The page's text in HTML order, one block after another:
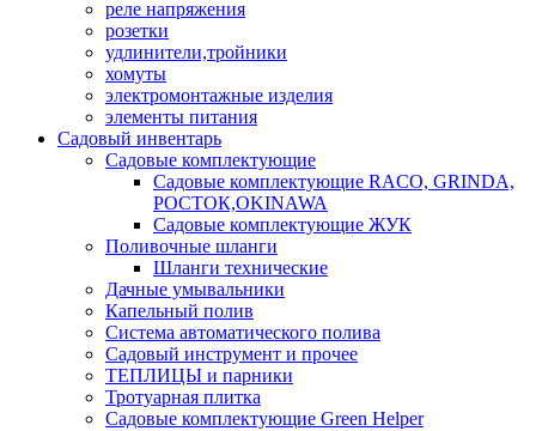
реле напряжения
розетки
удлинители,тройники
хомуты
электромонтажные изделия
элементы питания
Садовый инвентарь
Садовые комплектующие
Садовые комплектующие RACO, GRINDA,
РОСТОК,OKINAWA
Садовые комплектующие ЖУК
Поливочные шланги
Шланги технические
Дачные умывальники
Капельный полив
Система автоматического полива
Садовый инструмент и прочее
ТЕПЛИЦЫ и парники
Тротуарная плитка
Садовые комплектующие Green Helper